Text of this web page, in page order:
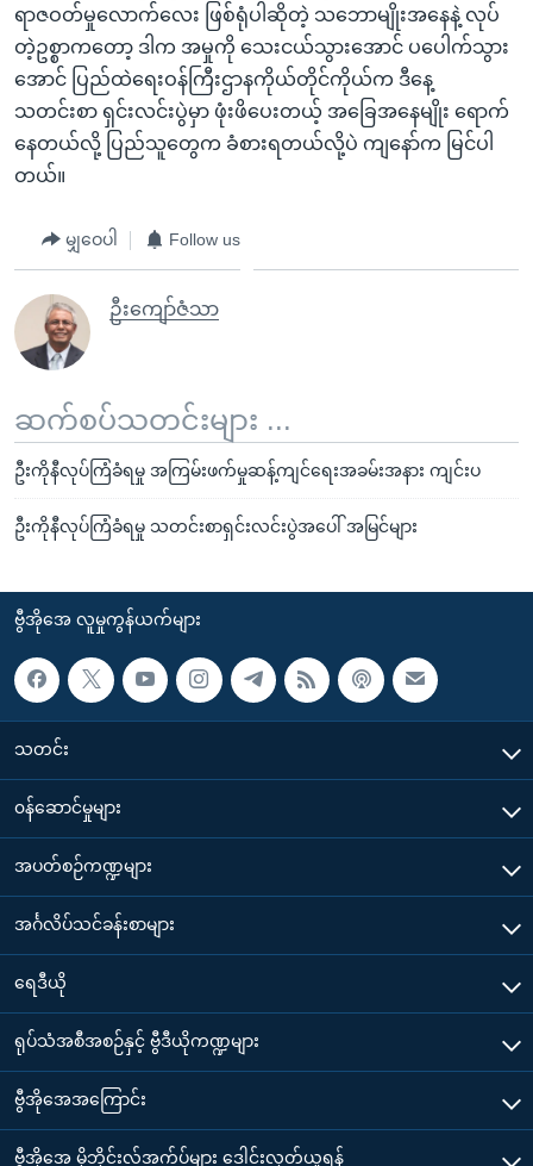
ရာဇဝတ်မှုလောက်လေး ဖြစ်ရုံပါဆိုတဲ့ သဘောမျိုးအနေနဲ့ လုပ်
တဲ့ဥစ္စာကတော့ ဒါက အမှုကို သေးငယ်သွားအောင် ပပေါက်သွား
အောင် ပြည်ထဲရေးဝန်ကြီးဌာနကိုယ်တိုင်ကိုယ်က ဒီနေ့
သတင်းစာ ရှင်းလင်းပွဲမှာ ဖုံးဖိပေးတယ့် အခြေအနေမျိုး ရောက်
နေတယ်လို့ ပြည်သူတွေက ခံစားရတယ်လို့ပဲ ကျနော်က မြင်ပါ
တယ်။
မျှဝေပါ Follow us
ဦးကျော်ဇံသာ
ဆက်စပ်သတင်းများ ...
ဦးကိုနီလုပ်ကြံခံရမှု အကြမ်းဖက်မှုဆန့်ကျင်ရေးအခမ်းအနား ကျင်းပ
ဦးကိုနီလုပ်ကြံခံရမှု သတင်းစာရှင်းလင်းပွဲအပေါ် အမြင်များ
ဗွီအိုအေ လူမှုကွန်ယက်များ
သတင်း
၀န်ဆောင်မှုများ
အပတ်စဉ်ကဏ္ဍများ
အင်္ဂလိပ်သင်ခန်းစာများ
ရေဒီယို
ရုပ်သံအစီအစဉ်နှင့် ဗွီဒီယိုကဏ္ဍများ
ဗွီအိုအေအကြောင်း
ဗွီအိုအေ မိုဘိုင်းလ်အက်ပ်များ ဒေါင်းလုတ်ယူရန်